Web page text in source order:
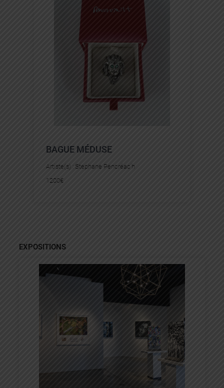
BAGUE MÉDUSE
Artiste(s) : Stephane Pencréac’h
1200€
EXPOSITIONS